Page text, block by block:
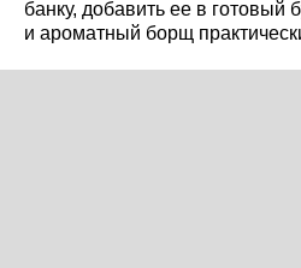
банку, добавить ее в
и ароматный борщ